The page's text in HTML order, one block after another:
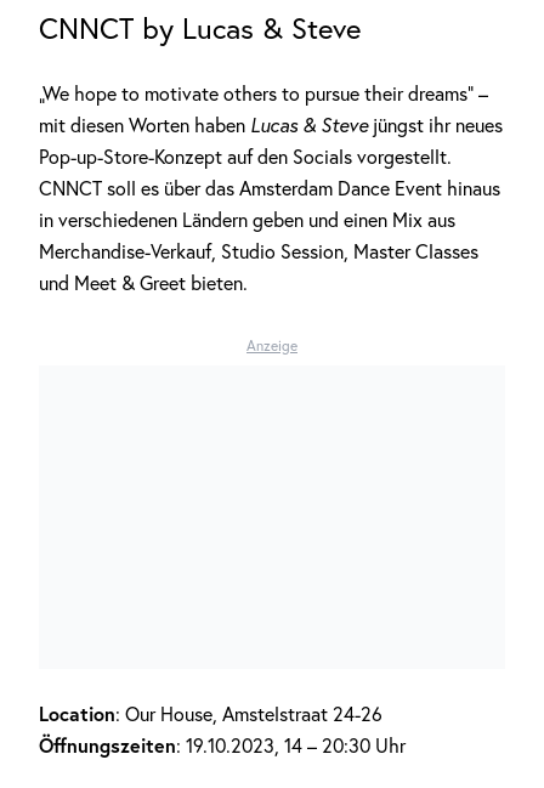
CNNCT by Lucas & Steve
„We hope to motivate others to pursue their dreams“ –
mit diesen Worten haben Lucas & Stevejüngst ihr neues
Pop-up-Store-Konzept auf den Socials vorgestellt.
CNNCT soll es über das Amsterdam Dance Event hinaus
in verschiedenen Ländern geben und einen Mix aus
Merchandise-Verkauf, Studio Session, Master Classes
und Meet & Greet bieten.
Anzeige
Location: Our House, Amstelstraat 24-26
Öffnungszeiten: 19.10.2023, 14 – 20:30 Uhr